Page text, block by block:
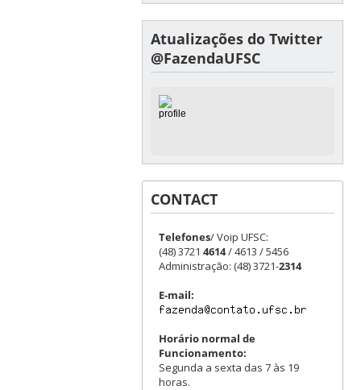
Atualizações do Twitter
@FazendaUFSC
CONTACT
Telefones/ Voip UFSC:
(48) 3721 4614/ 4613 / 5456
Administração: (48) 3721-2314
E-mail:
Horário normal de
Funcionamento:
Segunda a sexta das 7 às 19
horas.